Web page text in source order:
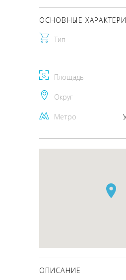
ОСНОВНЫЕ
Тип
Площадь
Округ
Метро
ОПИСАНИЕ